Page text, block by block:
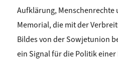
Aufklärung, Menschenrechte
Memorial, die mit der
Bildes von der Sowjetunion
ein Signal für die Politik